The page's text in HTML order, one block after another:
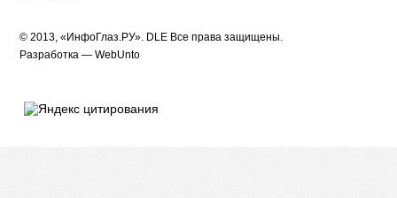
© 2013, «ИнфоГлаз.РУ». DLE Все права защищены.
Разработка —WebUnto